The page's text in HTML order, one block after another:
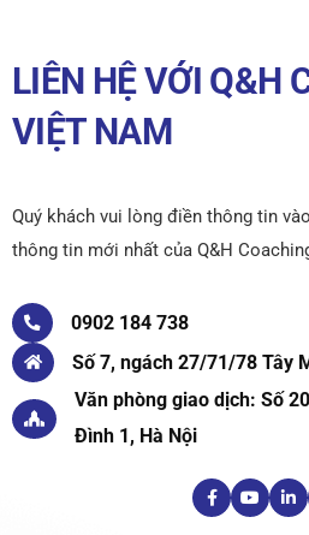
LIÊN HỆ VỚI Q&H
VIỆT NAM
Quý khách vui lòng điền thông tin
thông tin mới nhất của Q&H
0902 184 738
Số 7, ngách 27/71/78 Tây
Văn phòng giao dịch: Số
Đình 1, Hà Nội